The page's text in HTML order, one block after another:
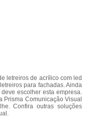
letreiros de acrílico com led
para fachadas. Ainda
escolher esta empresa.
Prisma Comunicação Visual
Confira outras soluções